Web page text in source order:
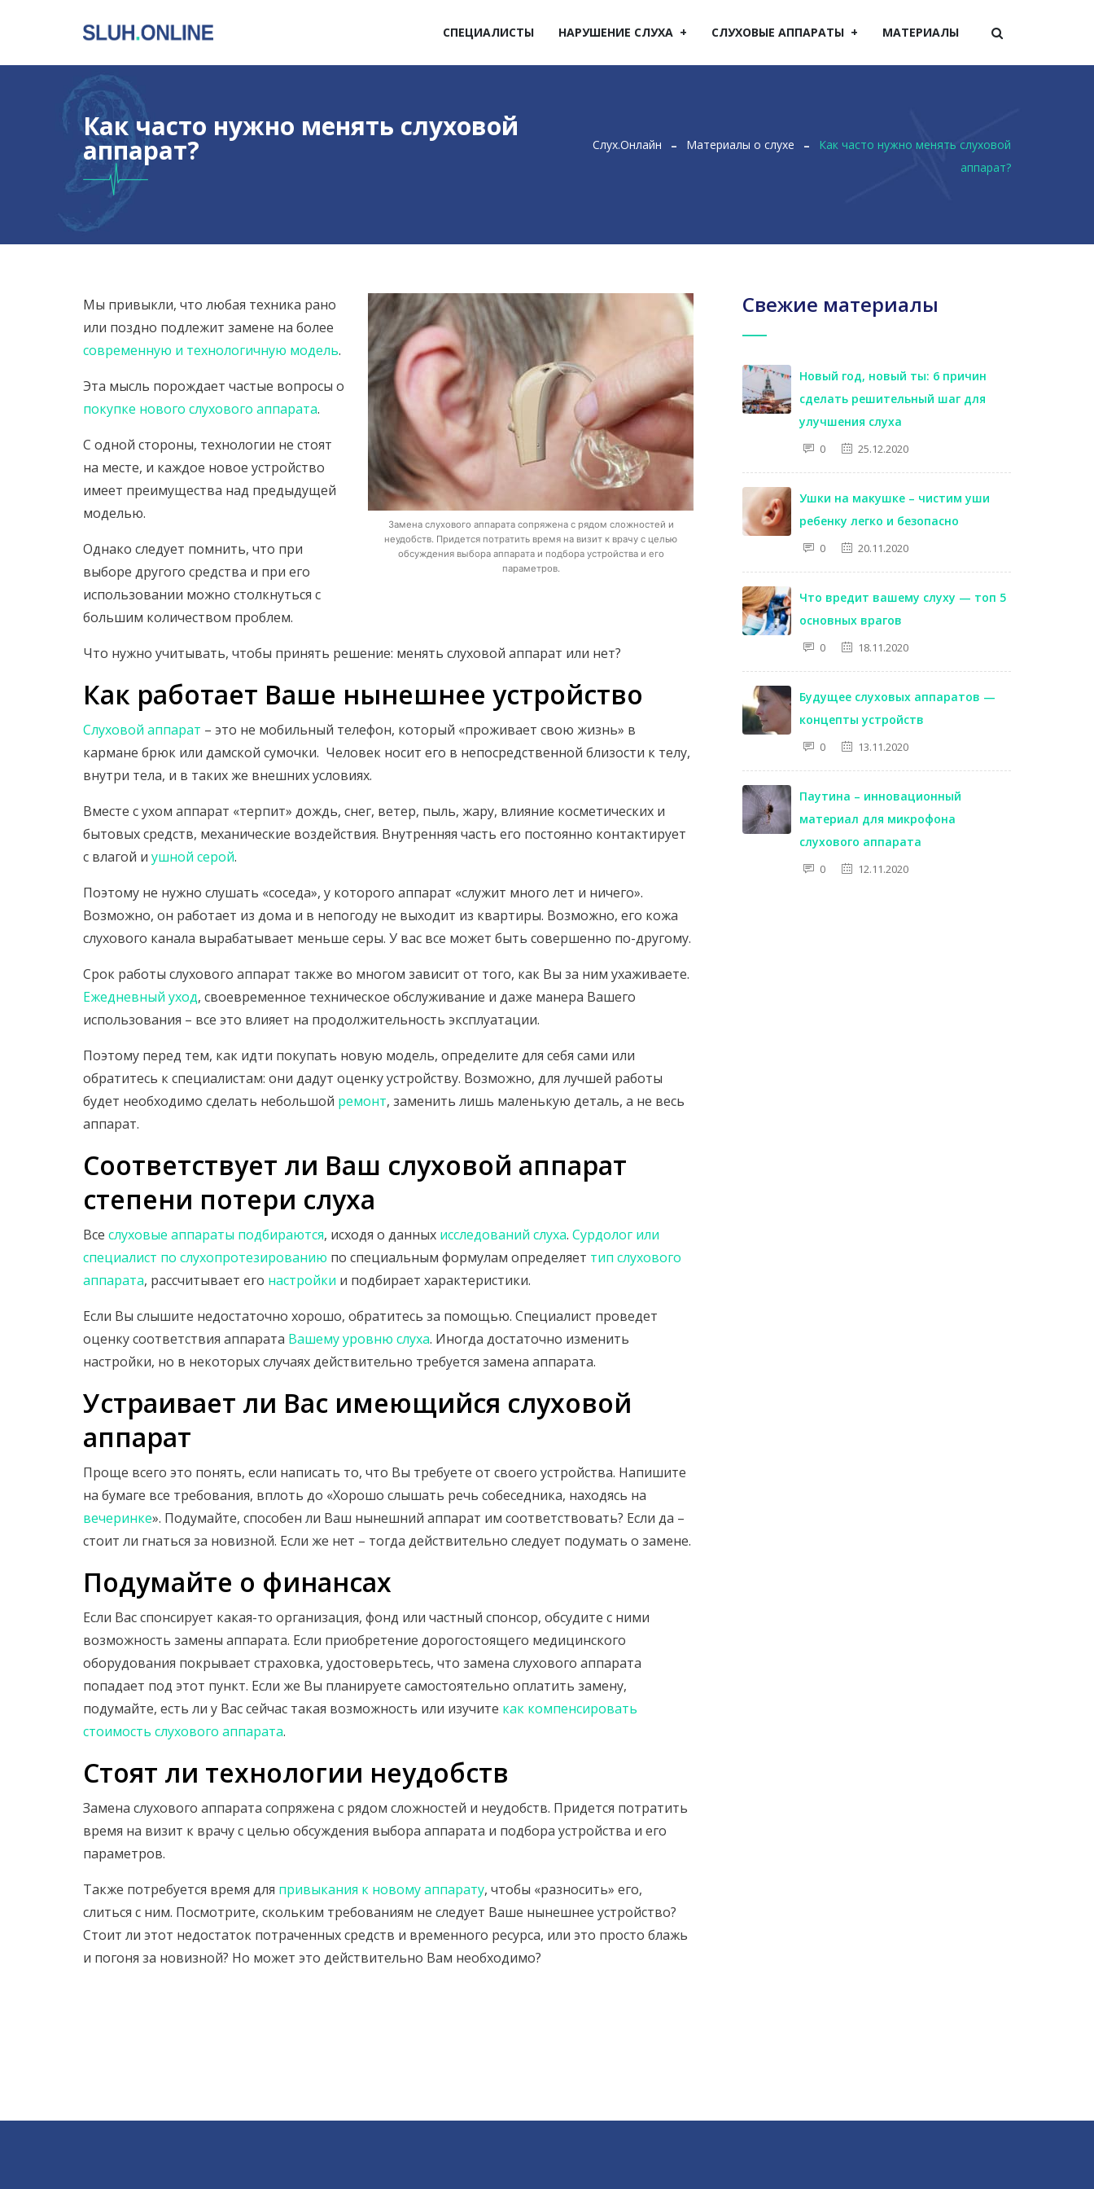
СПЕЦИАЛИСТЫ НАРУШЕНИЕ СЛУХА СЛУХОВЫЕ АППАРАТЫ МАТЕРИАЛЫ
Как часто нужно менять слуховой
аппарат? Слух.Онлайн Материалы о слухе
Как часто нужно менять слуховой
аппарат?
Замена слухового аппарата сопряжена с рядом сложностей и
неудобств. Придется потратить время на визит к врачу с целью
обсуждения выбора аппарата и подбора устройства и его
параметров.
Мы привыкли, что любая техника рано
или поздно подлежит замене на более
современную и технологичную модель.
Эта мысль порождает частые вопросы о
покупке нового слухового аппарата.
С одной стороны, технологии не стоят
на месте, и каждое новое устройство
имеет преимущества над предыдущей
моделью.
Однако следует помнить, что при
выборе другого средства и при его
использовании можно столкнуться с
большим количеством проблем.
Что нужно учитывать, чтобы принять решение: менять слуховой аппарат или нет?
Как работает Ваше нынешнее устройство
Слуховой аппарат – это не мобильный телефон, который «проживает свою жизнь» в
кармане брюк или дамской сумочки. Человек носит его в непосредственной близости к телу,
внутри тела, и в таких же внешних условиях.
Вместе с ухом аппарат «терпит» дождь, снег, ветер, пыль, жару, влияние косметических и
бытовых средств, механические воздействия. Внутренняя часть его постоянно контактирует
с влагой и ушной серой.
Поэтому не нужно слушать «соседа», у которого аппарат «служит много лет и ничего».
Возможно, он работает из дома и в непогоду не выходит из квартиры. Возможно, его кожа
слухового канала вырабатывает меньше серы. У вас все может быть совершенно по-другому.
Срок работы слухового аппарат также во многом зависит от того, как Вы за ним ухаживаете.
Ежедневный уход, своевременное техническое обслуживание и даже манера Вашего
использования – все это влияет на продолжительность эксплуатации.
Поэтому перед тем, как идти покупать новую модель, определите для себя сами или
обратитесь к специалистам: они дадут оценку устройству. Возможно, для лучшей работы
будет необходимо сделать небольшой ремонт, заменить лишь маленькую деталь, а не весь
аппарат.
Соответствует ли Ваш слуховой аппарат
степени потери слуха
Все слуховые аппараты подбираются, исходя о данных исследований слуха. Сурдолог или
специалист по слухопротезированию по специальным формулам определяет тип слухового
аппарата, рассчитывает его настройки и подбирает характеристики.
Если Вы слышите недостаточно хорошо, обратитесь за помощью. Специалист проведет
оценку соответствия аппарата Вашему уровню слуха. Иногда достаточно изменить
настройки, но в некоторых случаях действительно требуется замена аппарата.
Устраивает ли Вас имеющийся слуховой
аппарат
Проще всего это понять, если написать то, что Вы требуете от своего устройства. Напишите
на бумаге все требования, вплоть до «Хорошо слышать речь собеседника, находясь на
вечеринке». Подумайте, способен ли Ваш нынешний аппарат им соответствовать? Если да –
стоит ли гнаться за новизной. Если же нет – тогда действительно следует подумать о замене.
Подумайте о финансах
Если Вас спонсирует какая-то организация, фонд или частный спонсор, обсудите с ними
возможность замены аппарата. Если приобретение дорогостоящего медицинского
оборудования покрывает страховка, удостоверьтесь, что замена слухового аппарата
попадает под этот пункт. Если же Вы планируете самостоятельно оплатить замену,
подумайте, есть ли у Вас сейчас такая возможность или изучите как компенсировать
стоимость слухового аппарата.
Стоят ли технологии неудобств
Замена слухового аппарата сопряжена с рядом сложностей и неудобств. Придется потратить
время на визит к врачу с целью обсуждения выбора аппарата и подбора устройства и его
параметров.
Также потребуется время для привыкания к новому аппарату, чтобы «разносить» его,
слиться с ним. Посмотрите, скольким требованиям не следует Ваше нынешнее устройство?
Стоит ли этот недостаток потраченных средств и временного ресурса, или это просто блажь
и погоня за новизной? Но может это действительно Вам необходимо?
Свежие материалы
Новый год, новый ты: 6 причин
сделать решительный шаг для
улучшения слуха
0 25.12.2020
Ушки на макушке – чистим уши
ребенку легко и безопасно
0 20.11.2020
Что вредит вашему слуху — топ 5
основных врагов
0 18.11.2020
Будущее слуховых аппаратов —
концепты устройств
0 13.11.2020
Паутина – инновационный
материал для микрофона
слухового аппарата
0 12.11.2020